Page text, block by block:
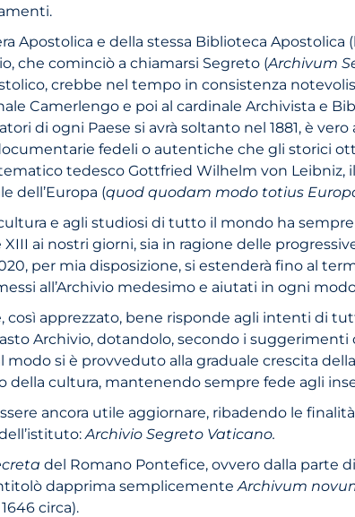
Apostolica e della stessa Biblioteca Apostolica
che cominciò a chiamarsi Segreto (Archivum
crebbe nel tempo in consistenza
Camerlengo e poi al cardinale Archivista e
di ogni Paese si avrà soltanto nel 1881, è
fedeli o autentiche che gli storici
tedesco Gottfried Wilhelm von Leibniz,
dell’Europa (quod quodam modo totius
e agli studiosi di tutto il mondo ha
ai nostri giorni, sia in ragione delle
per mia disposizione, si estenderà fino al
all’Archivio medesimo e aiutati in ogni
così apprezzato, bene risponde agli intenti di
Archivio, dotandolo, secondo i
si è provveduto alla graduale crescita
della cultura, mantenendo sempre fede agli
ancora utile aggiornare, ribadendo le
Archivio Segreto Vaticano.
del Romano Pontefice, ovvero dalla parte
dapprima semplicemente Archivum
circa).